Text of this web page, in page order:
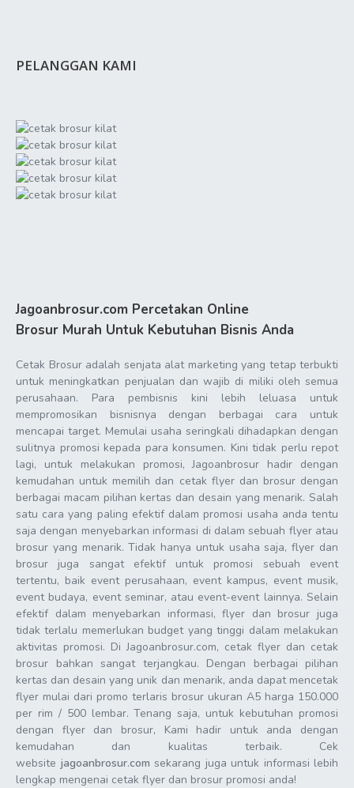
PELANGGAN KAMI
Jagoanbrosur.com Percetakan Online
Brosur Murah Untuk Kebutuhan Bisnis Anda
Cetak Brosur adalah senjata alat marketing yang tetap terbukti
untuk meningkatkan penjualan dan wajib di miliki oleh semua
perusahaan. Para pembisnis kini lebih leluasa untuk
mempromosikan bisnisnya dengan berbagai cara untuk
mencapai target. Memulai usaha seringkali dihadapkan dengan
sulitnya promosi kepada para konsumen. Kini tidak perlu repot
lagi, untuk melakukan promosi, Jagoanbrosur hadir dengan
kemudahan untuk memilih dan cetak flyer dan brosur dengan
berbagai macam pilihan kertas dan desain yang menarik. Salah
satu cara yang paling efektif dalam promosi usaha anda tentu
saja dengan menyebarkan informasi di dalam sebuah flyer atau
brosur yang menarik. Tidak hanya untuk usaha saja, flyer dan
brosur juga sangat efektif untuk promosi sebuah event
tertentu, baik event perusahaan, event kampus, event musik,
event budaya, event seminar, atau event-event lainnya. Selain
efektif dalam menyebarkan informasi, flyer dan brosur juga
tidak terlalu memerlukan budget yang tinggi dalam melakukan
aktivitas promosi. Di Jagoanbrosur.com, cetak flyer dan cetak
brosur bahkan sangat terjangkau. Dengan berbagai pilihan
kertas dan desain yang unik dan menarik, anda dapat mencetak
flyer mulai dari promo terlaris brosur ukuran A5 harga 150.000
per rim / 500 lembar. Tenang saja, untuk kebutuhan promosi
dengan flyer dan brosur, Kami hadir untuk anda dengan
kemudahan dan kualitas terbaik. Cek
website jagoanbrosur.com sekarang juga untuk informasi lebih
lengkap mengenai cetak flyer dan brosur promosi anda!